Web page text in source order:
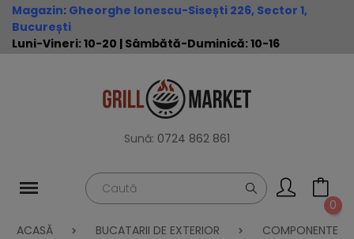
Magazin: Gheorghe Ionescu-Sisești 226, Sector 1,
București
Luni-Vineri: 10-20 | Sâmbătă-Duminică: 10-16
Sună: 0724 862 861
0
ACASĂ
BUCATARII DE EXTERIOR
COMPONENTE